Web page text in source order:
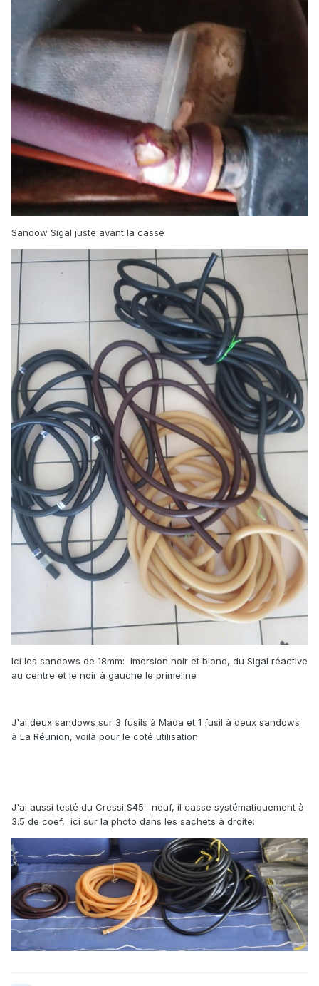
Sandow Sigal juste avant la casse
Ici les sandows de 18mm: Imersion noir et blond, du Sigal réactive
au centre et le noir à gauche le primeline
J'ai deux sandows sur 3 fusils à Mada et 1 fusil à deux sandows
à La Réunion, voilà pour le coté utilisation
J'ai aussi testé du Cressi S45: neuf, il casse systématiquement à
3.5 de coef, ici sur la photo dans les sachets à droite: